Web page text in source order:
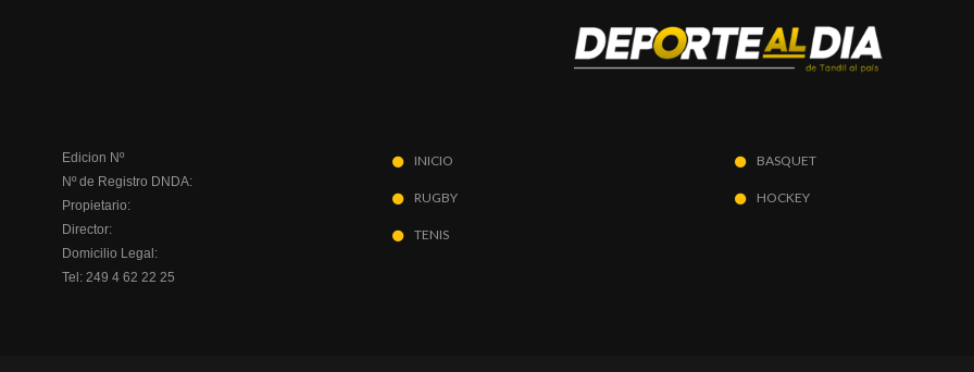
Edicion Nº
Nº de Registro DNDA:
Propietario:
Director:
Domicilio Legal:
Tel: 249 4 62 22 25
INICIO
RUGBY
TENIS
BASQUET
HOCKEY